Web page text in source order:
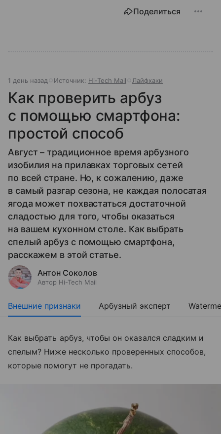
Поделиться
1 день назад Источник: Hi-Tech Mail Лайфхаки
Как проверить арбуз
с помощью смартфона:
простой способ
Август – традиционное время арбузного
изобилия на прилавках торговых сетей
по всей стране. Но, к сожалению, даже
в самый разгар сезона, не каждая полосатая
ягода может похвастаться достаточной
сладостью для того, чтобы оказаться
на вашем кухонном столе. Как выбрать
спелый арбуз с помощью смартфона,
расскажем в этой статье.
Антон Соколов
Автор Hi-Tech Mail
Внешние признаки Арбузный эксперт
Как выбрать арбуз, чтобы он оказался сладким и
спелым? Ниже несколько проверенных способов,
которые помогут не прогадать.